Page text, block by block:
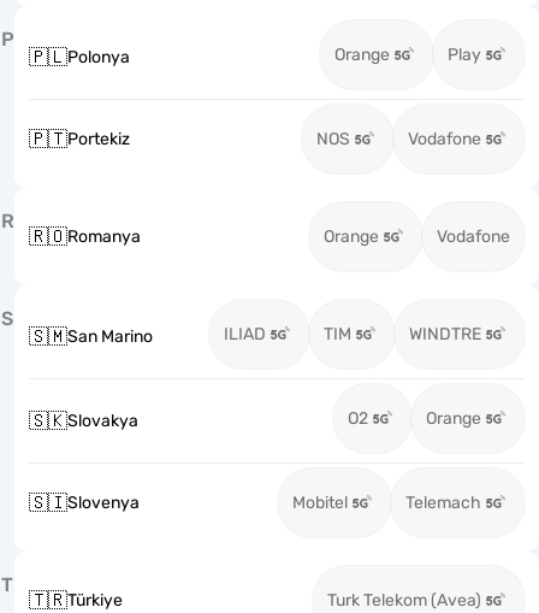
P
🇵🇱Polonya Orange Play
🇵🇹Portekiz NOS Vodafone
R
🇷🇴Romanya Orange Vodafone
S
🇸🇲San Marino ILIAD TIM WINDTRE
🇸🇰Slovakya O2 Orange
🇸🇮Slovenya Mobitel Telemach
T
🇹🇷Türkiye Turk Telekom (Avea)